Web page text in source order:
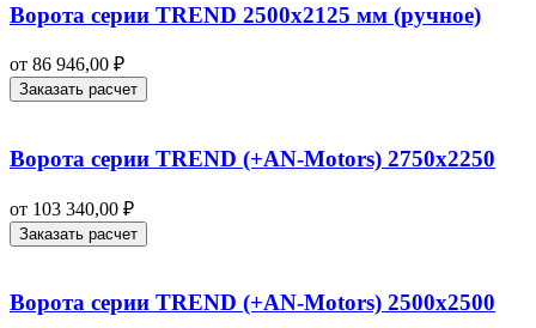
Ворота серии TREND 2500х2125 мм (ручное)
от 86 946,00 ₽
Заказать расчет
Ворота серии TREND (+AN‑Motors) 2750х2250
от 103 340,00 ₽
Заказать расчет
Ворота серии TREND (+AN‑Motors) 2500х2500